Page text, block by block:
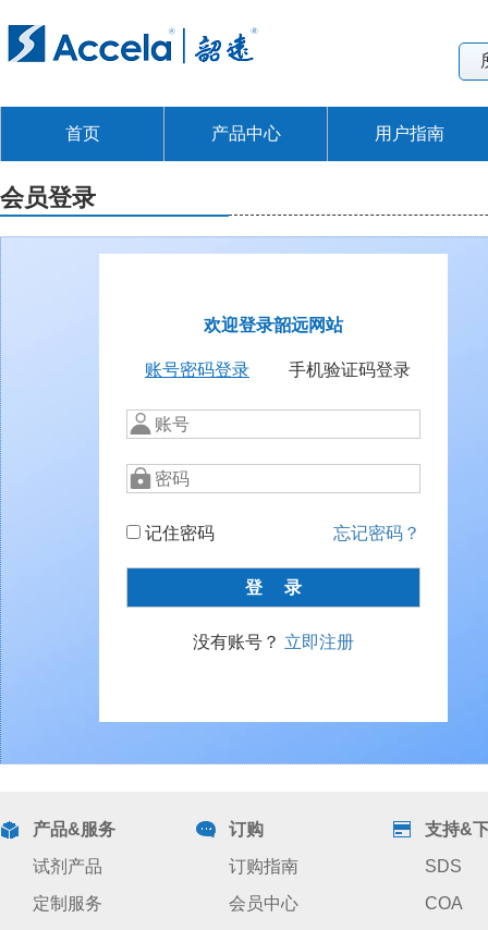
首页 产品中心 用户指南
会员登录
欢迎登录韶远网站
账号密码登录 手机验证码登录
记住密码 忘记密码？
没有账号？ 立即注册
产品&服务
试剂产品
定制服务
订购
订购指南
会员中心
支持&
SDS
COA